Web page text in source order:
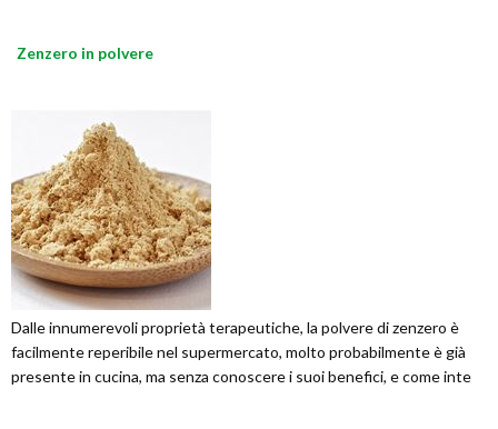
Zenzero in polvere
Dalle innumerevoli proprietà terapeutiche, la polvere di zenzero è
facilmente reperibile nel supermercato, molto probabilmente è già
presente in cucina, ma senza conoscere i suoi benefici, e come inte